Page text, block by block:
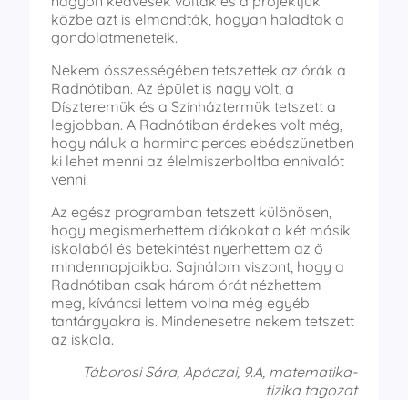
közbe azt is elmondták, hogyan haladtak a
gondolatmeneteik.
Nekem összességében tetszettek az órák a
Radnótiban. Az épület is nagy volt, a
Díszteremük és a Színháztermük tetszett a
legjobban. A Radnótiban érdekes volt még,
hogy náluk a harminc perces ebédszünetben
ki lehet menni az élelmiszerboltba ennivalót
venni.
Az egész programban tetszett különösen,
hogy megismerhettem diákokat a két másik
iskolából és betekintést nyerhettem az ő
mindennapjaikba. Sajnálom viszont, hogy a
Radnótiban csak három órát nézhettem
meg, kíváncsi lettem volna még egyéb
tantárgyakra is. Mindenesetre nekem tetszett
az iskola.
Táborosi Sára, Apáczai, 9.A, matematika-
fizika tagozat